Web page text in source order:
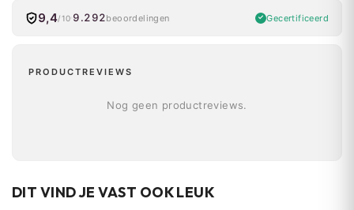
9,4/10 9.292beoordelingen Gecertificeerd
PRODUCTREVIEWS
Nog geen productreviews.
DIT VIND JE VAST OOK LEUK